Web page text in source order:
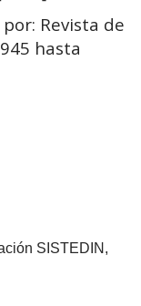
Revista de
hasta
SISTEDIN,